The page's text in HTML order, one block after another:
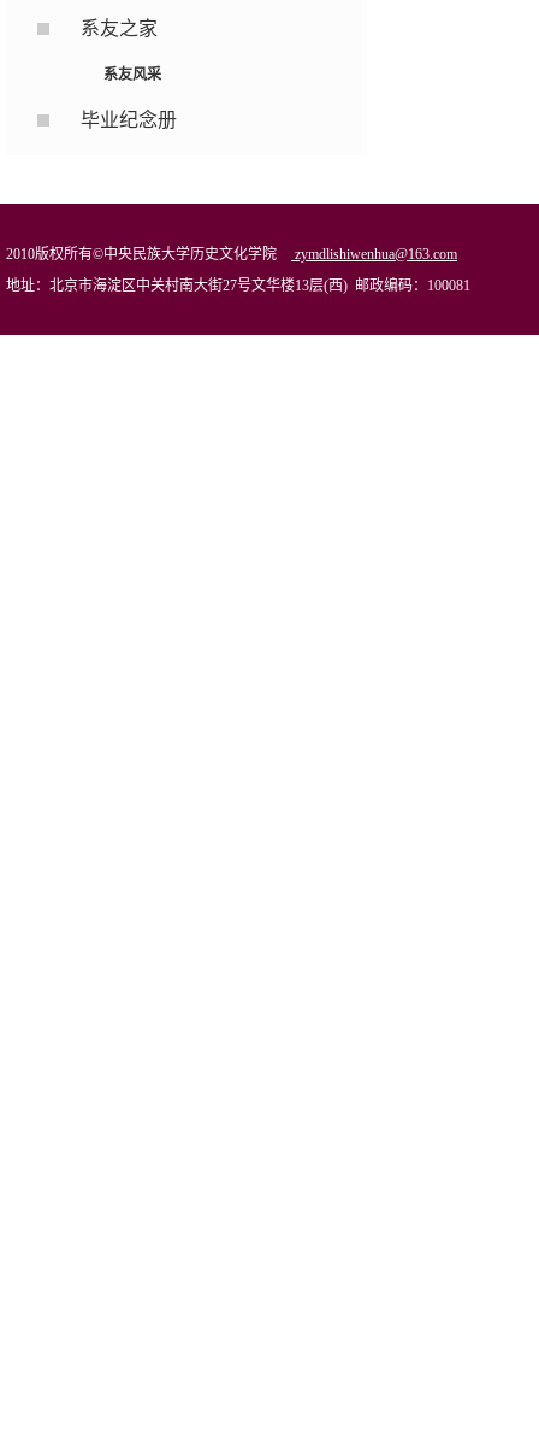
系友之家
系友风采
毕业纪念册
2010版权所有©中央民族大学历史文化学院
zymdlishiwenhua@163.com
地址：北京市海淀区中关村南大街27号文华楼13层(西) 邮政编码：100081